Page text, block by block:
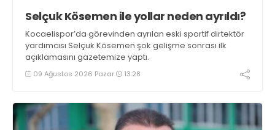
Selçuk Kösemen ile yollar neden ayrıldı?
Kocaelispor’da görevinden ayrılan eski sportif dirtektör
yardımcısı Selçuk Kösemen şok gelişme sonrası ilk
açıklamasını gazetemize yaptı.
09 Ağustos 2026 Pazar 13:28